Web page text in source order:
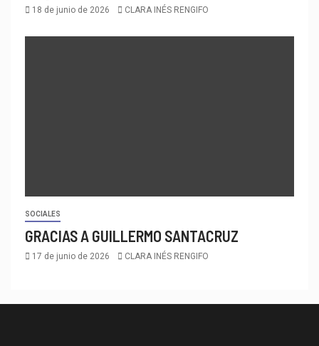
18 de junio de 2026 CLARA INÉS RENGIFO
SOCIALES
GRACIAS A GUILLERMO SANTACRUZ
17 de junio de 2026 CLARA INÉS RENGIFO